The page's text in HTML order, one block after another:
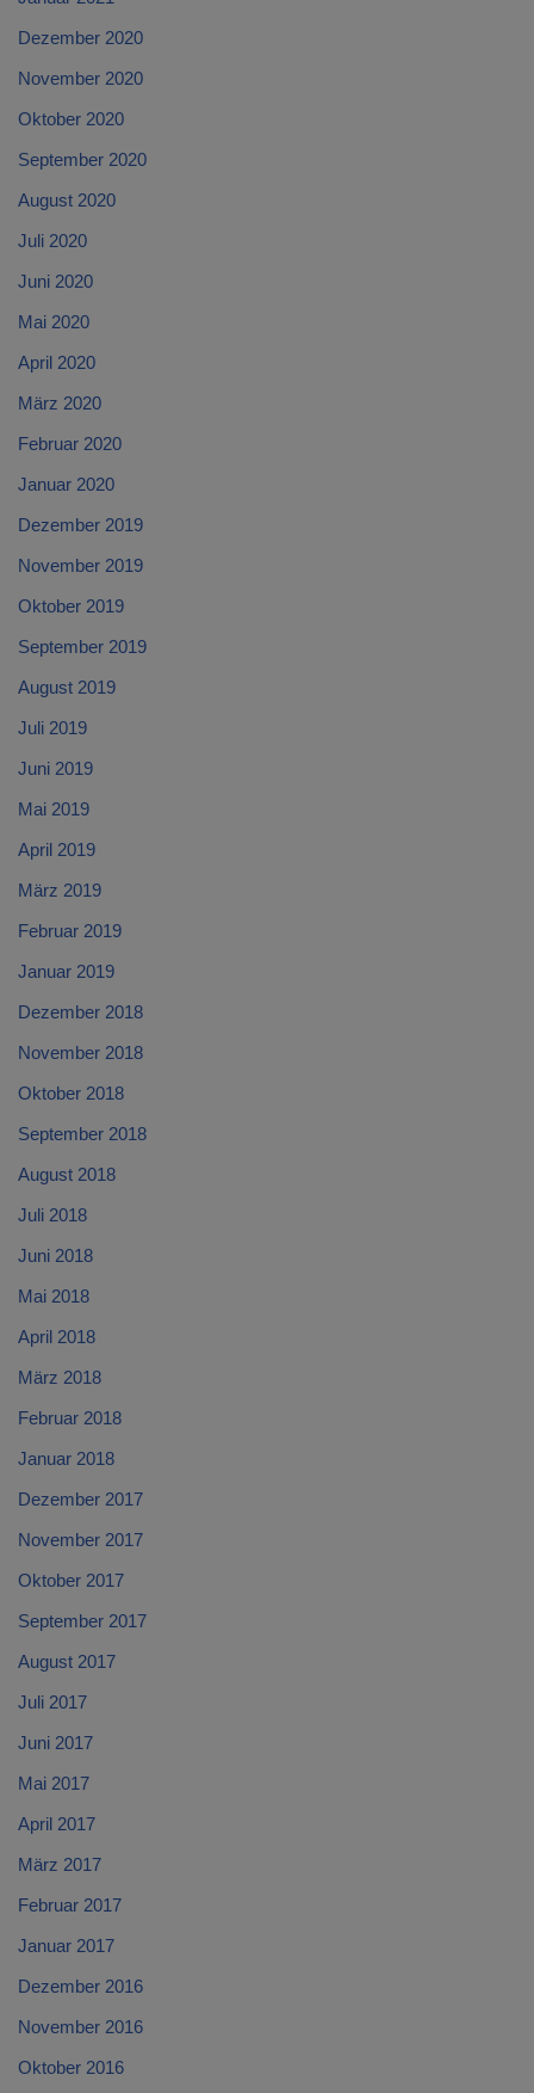
Dezember 2020
November 2020
Oktober 2020
September 2020
August 2020
Juli 2020
Juni 2020
Mai 2020
April 2020
März 2020
Februar 2020
Januar 2020
Dezember 2019
November 2019
Oktober 2019
September 2019
August 2019
Juli 2019
Juni 2019
Mai 2019
April 2019
März 2019
Februar 2019
Januar 2019
Dezember 2018
November 2018
Oktober 2018
September 2018
August 2018
Juli 2018
Juni 2018
Mai 2018
April 2018
März 2018
Februar 2018
Januar 2018
Dezember 2017
November 2017
Oktober 2017
September 2017
August 2017
Juli 2017
Juni 2017
Mai 2017
April 2017
März 2017
Februar 2017
Januar 2017
Dezember 2016
November 2016
Oktober 2016